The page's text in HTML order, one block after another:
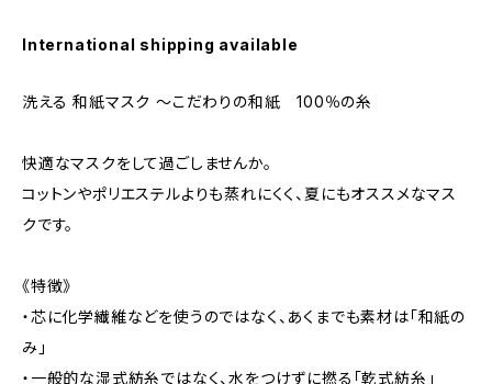
International shipping available
洗える 和紙マスク 〜こだわりの和紙 100％の糸
快適なマスクをして過ごしませんか。
コットンやポリエステルよりも蒸れにくく、夏にもオススメなマス
クです。
《特徴》
・芯に化学繊維などを使うのではなく、あくまでも素材は「和紙の
み」
・一般的な湿式紡糸ではなく、水をつけずに撚る「乾式紡糸」